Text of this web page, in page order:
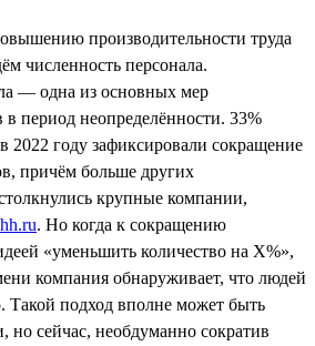
производительности труда
численность персонала.
— одна из основных мер
период неопределённости. 33%
2022 году зафиксировали сокращение
причём больше других
крупные компании,
. Но когда к сокращению
«уменьшить количество на Х%»,
компания обнаруживает, что людей
Такой подход вполне может быть
но сейчас, необдуманно сократив